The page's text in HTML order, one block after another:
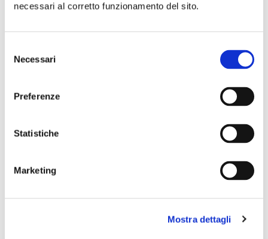
necessari al corretto funzionamento del sito.
delNecessari
Preferenze
Statistiche
Marketing
Mostra dettagli
SOGGIORNO A
CAORLE - Hotel
o dall 11 al 13
settembre
Comunicato n. 29
Trekking con
aperitivo IL
SUL GOLFO
Sabato 19
Comunicato n. 98
Napoli, 04 Agosto
potrebbero interessarti